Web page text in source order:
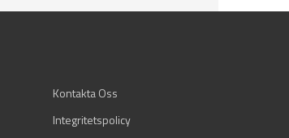
Kontakta Oss
Integritetspolicy